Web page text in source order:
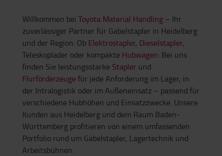
Willkommen bei Toyota Material Handling – Ihr
zuverlässiger Partner für Gabelstapler in Heidelberg
und der Region. Ob Elektrostapler, Dieselstapler,
Teleskoplader oder kompakte Hubwagen: Bei uns
finden Sie leistungsstarke Stapler und
Flurförderzeuge für jede Anforderung im Lager, in
der Intralogistik oder im Außeneinsatz – passend für
verschiedene Hubhöhen und Einsatzzwecke. Unsere
Kunden aus Heidelberg und dem Raum Baden-
Württemberg profitieren von einem umfassenden
Portfolio rund um Gabelstapler, Lagertechnik und
Arbeitsbühnen.